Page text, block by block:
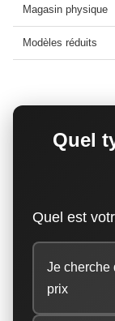
Magasin physique
Modèles réduits
Quel
Quel est
Je cherche
prix